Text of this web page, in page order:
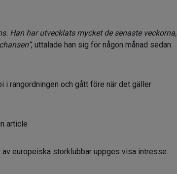
Han har utvecklats mycket de senaste veckorna,
, uttalade han sig för någon månad sedan
i rangordningen och gått före när det gäller
article
av europeiska storklubbar uppges visa intresse.